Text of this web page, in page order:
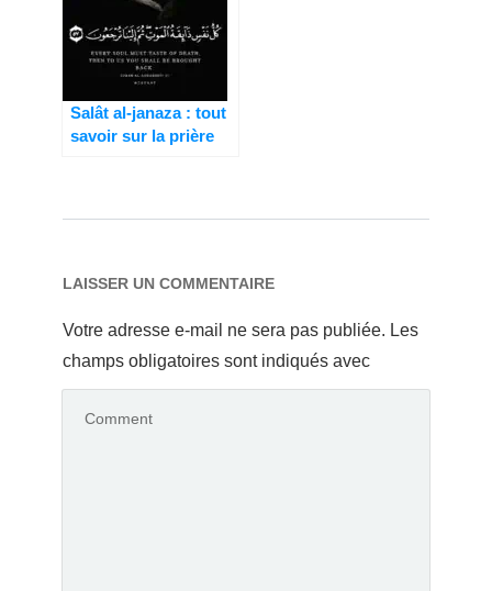
Salât al-janaza : tout
savoir sur la prière
LAISSER UN COMMENTAIRE
Votre adresse e-mail ne sera pas publiée. Les
champs obligatoires sont indiqués avec